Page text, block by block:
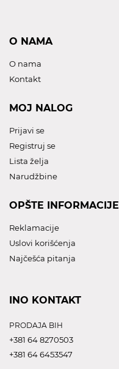
O NAMA
O nama
Kontakt
MOJ NALOG
Prijavi se
Registruj se
Lista želja
Narudžbine
OPŠTE INFORMACIJE
Reklamacije
Uslovi korišćenja
Najčešća pitanja
INO KONTAKT
PRODAJA BIH
+381 64 8270503
+381 64 6453547